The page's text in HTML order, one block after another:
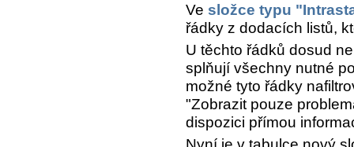
Ve složce typu
řádky z dodacích listů,
U těchto řádků dosud
splňují všechny nutné
možné tyto řádky
"Zobrazit pouze
dispozici přímou